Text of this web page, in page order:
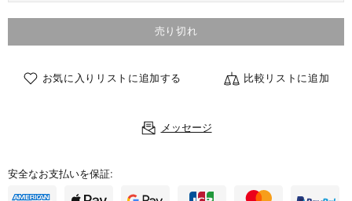
売り切れ
お気に入りリストに追加する 比較リストに追加
メッセージ
安全なお支払いを保証: